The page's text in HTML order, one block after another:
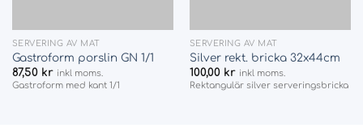
SERVERING AV MAT
Gastroform porslin GN 1/1
87,50 kr inkl moms.
Gastroform med kant 1/1
SERVERING AV MAT
Silver rekt. bricka 32x44cm
100,00 kr inkl moms.
Rektangulär silver serveringsbricka